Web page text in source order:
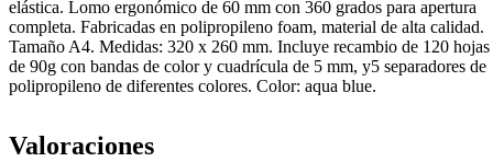
elástica. Lomo ergonómico de 60 mm con 360 grados para apertura
completa. Fabricadas en polipropileno foam, material de alta calidad.
Tamaño A4. Medidas: 320 x 260 mm. Incluye recambio de 120 hojas
de 90g con bandas de color y cuadrícula de 5 mm, y5 separadores de
polipropileno de diferentes colores. Color: aqua blue.
Valoraciones